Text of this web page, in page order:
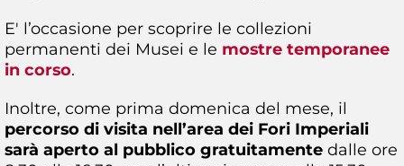
E' l’occasione per scoprire le collezioni
permanenti dei Musei e le mostre temporanee
in corso.
Inoltre, come prima domenica del mese, il
percorso di visita nell’area dei Fori Imperiali
sarà aperto al pubblico gratuitamente dalle ore